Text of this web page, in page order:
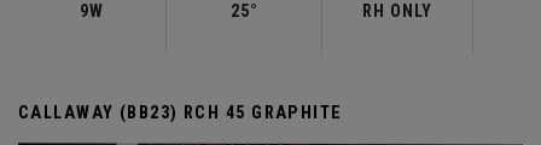
9W 25° RH ONLY
CALLAWAY (BB23) RCH 45 GRAPHITE